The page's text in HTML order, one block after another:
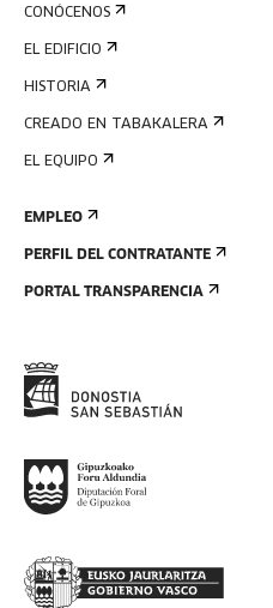
CONÓCENOS
EL EDIFICIO
HISTORIA
CREADO EN TABAKALERA
EL EQUIPO
EMPLEO
PERFIL DEL CONTRATANTE
PORTAL TRANSPARENCIA